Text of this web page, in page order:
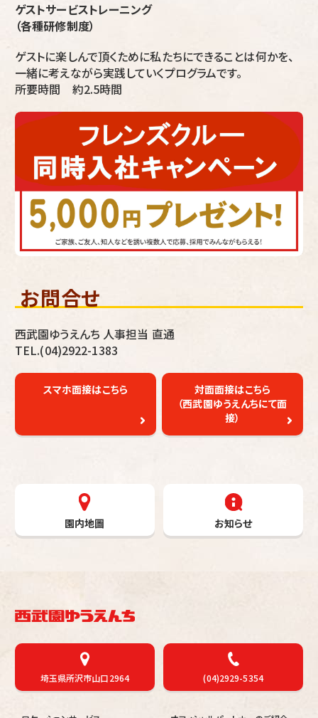
ゲストサービストレーニング
（各種研修制度）
ゲストに楽しんで頂くために私たちにできることは何かを、
一緒に考えながら実践していくプログラムです。
所要時間 約2.5時間
お問合せ
西武園ゆうえんち 人事担当 直通
TEL.(04)2922-1383
スマホ面接はこちら
対面面接はこちら
（西武園ゆうえんちにて面
接）
園内地圖 お知らせ
埼玉県所沢市山口2964 (04)2929-5354